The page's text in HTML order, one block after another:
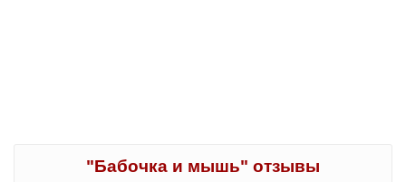
"Бабочка и мышь" отзывы